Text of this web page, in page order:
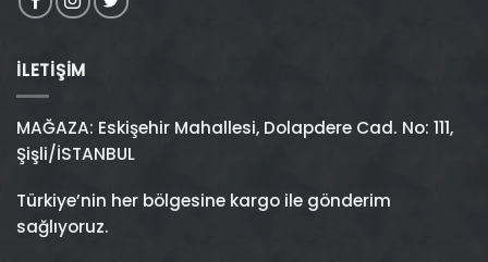
İLETIŞIM
MAĞAZA: Eskişehir Mahallesi, Dolapdere Cad. No: 111,
Şişli/İSTANBUL
Türkiye’nin her bölgesine kargo ile gönderim
sağlıyoruz.